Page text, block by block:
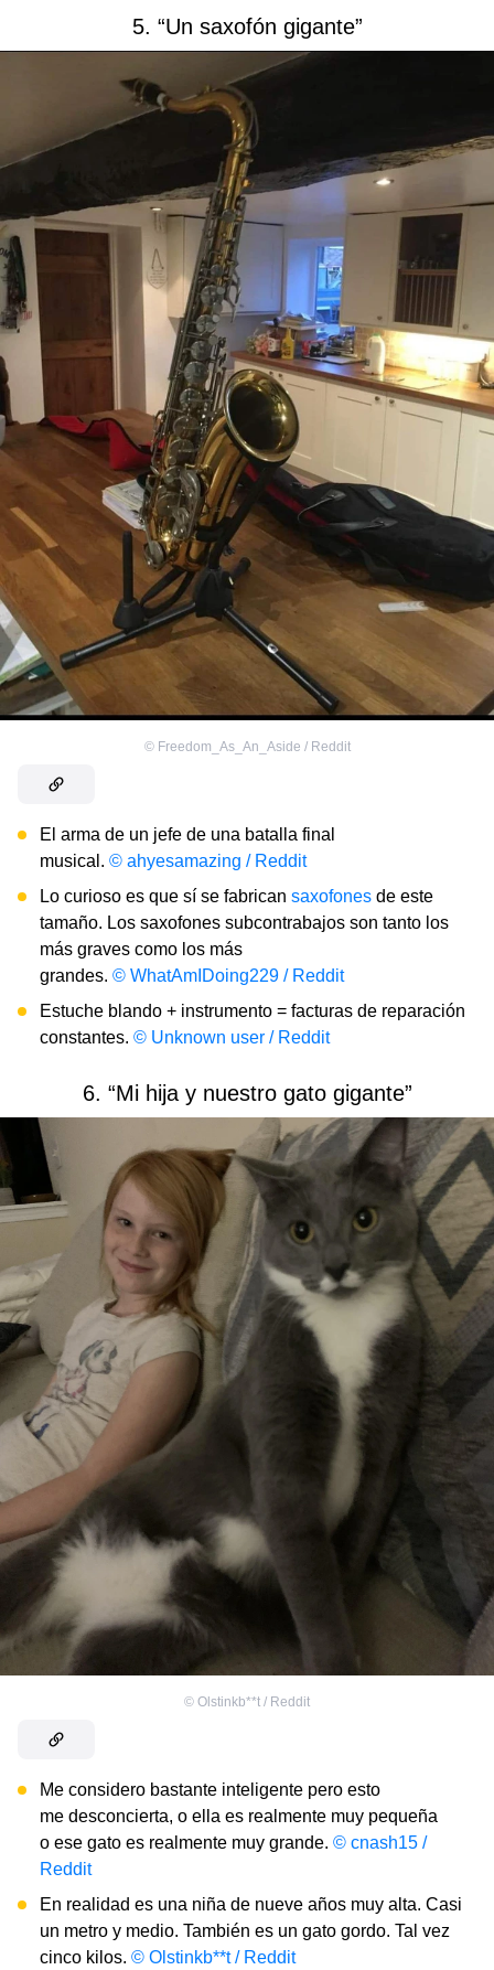
5. “Un saxofón gigante”
© Freedom_As_An_Aside / Reddit
El arma de un jefe de una batalla final
musical. © ahyesamazing / Reddit
Lo curioso es que sí se fabrican saxofones de este
tamaño. Los saxofones subcontrabajos son tanto los
más graves como los más
grandes. © WhatAmIDoing229 / Reddit
Estuche blando + instrumento = facturas de reparación
constantes. © Unknown user / Reddit
6. “Mi hija y nuestro gato gigante”
© Olstinkb**t / Reddit
Me considero bastante inteligente pero esto
me desconcierta, o ella es realmente muy pequeña
o ese gato es realmente muy grande. © cnash15 /
Reddit
En realidad es una niña de nueve años muy alta. Casi
un metro y medio. También es un gato gordo. Tal vez
cinco kilos. © Olstinkb**t / Reddit